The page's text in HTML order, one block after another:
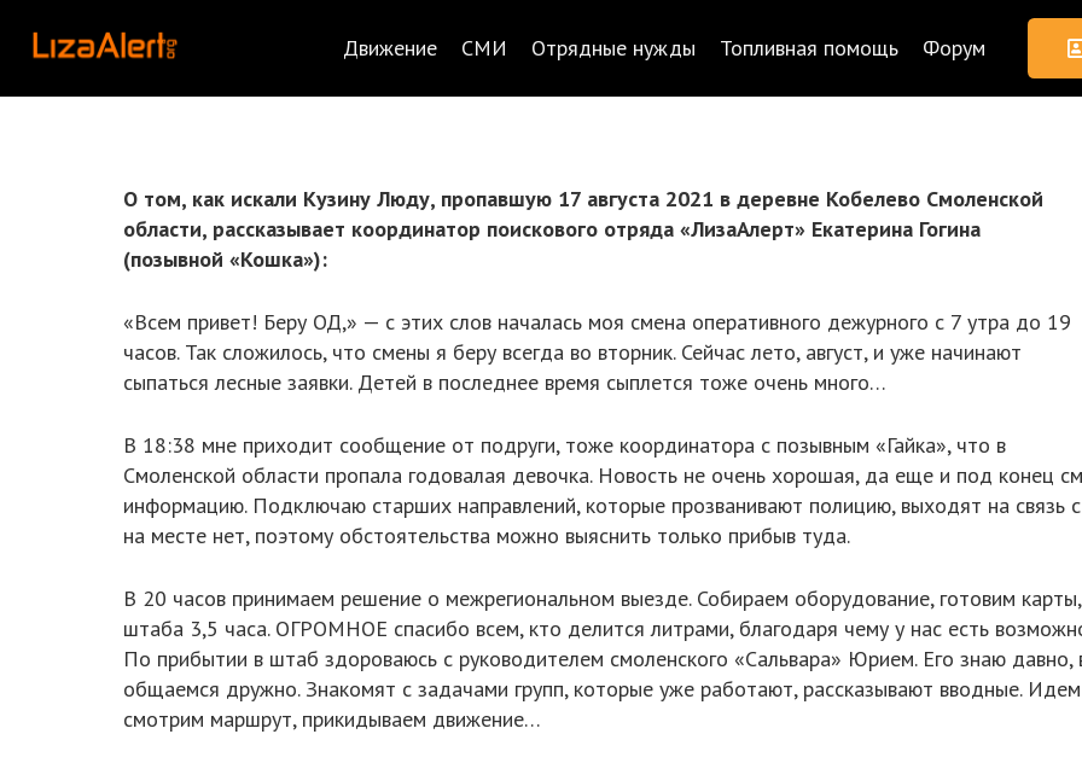
Движение СМИ Отрядные нужды Топливная помощь Форум
О том, как искали Кузину Люду, пропавшую 17 августа 2021 в деревне Кобелево Смоленской
области, рассказывает координатор поискового отряда «ЛизаАлерт» Екатерина Гогина
(позывной «Кошка»):
«Всем привет! Беру ОД,» — с этих слов началась моя смена оперативного дежурного с 7 утра до 19
часов. Так сложилось, что смены я беру всегда во вторник. Сейчас лето, август, и уже начинают
сыпаться лесные заявки. Детей в последнее время сыплется тоже очень много…
В 18:38 мне приходит сообщение от подруги, тоже координатора с позывным «Гайка», что в
Смоленской области пропала годовалая девочка. Новость не очень хорошая, да еще и под конец
информацию. Подключаю старших направлений, которые прозванивают полицию, выходят на связь
на месте нет, поэтому обстоятельства можно выяснить только прибыв туда.
В 20 часов принимаем решение о межрегиональном выезде. Собираем оборудование, готовим
штаба 3,5 часа. ОГРОМНОЕ спасибо всем, кто делится литрами, благодаря чему у нас есть
По прибытии в штаб здороваюсь с руководителем смоленского «Сальвара» Юрием. Его знаю давно,
общаемся дружно. Знакомят с задачами групп, которые уже работают, рассказывают вводные.
смотрим маршрут, прикидываем движение…